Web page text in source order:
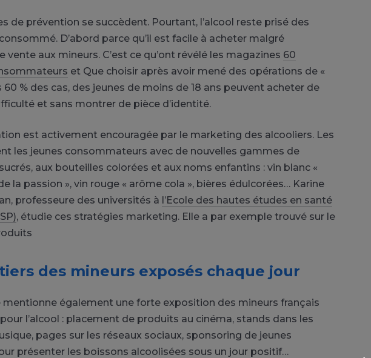
de prévention se succèdent. Pourtant, l’alcool reste prisé des
D’abord parce qu’il est facile à acheter malgré
vente aux mineurs. C’est ce qu’ont révélé les magazines 60
et Que choisir après avoir mené des opérations de «
60 % des cas, des jeunes de moins de 18 ans peuvent acheter de
et sans montrer de pièce d’identité.
est activement encouragée par le marketing des alcooliers. Les
les jeunes consommateurs avec de nouvelles gammes de
aux bouteilles colorées et aux noms enfantins : vin blanc «
la passion », vin rouge « arôme cola », bières édulcorées… Karine
professeure des universités à l’Ecole des hautes études en santé
, étudie ces stratégies marketing. Elle a par exemple trouvé sur le
des mineurs exposés chaque jour
mentionne également une forte exposition des mineurs français
l’alcool : placement de produits au cinéma, stands dans les
pages sur les réseaux sociaux, sponsoring de jeunes
présenter les boissons alcoolisées sous un jour positif…